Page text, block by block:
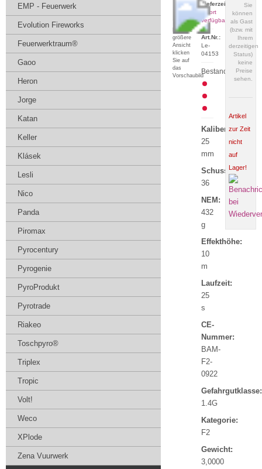
Für eine
größere
Ansicht
klicken
Sie auf
das
Vorschaubild
Sie
können
als Gast
(bzw. mit
Ihrem
derzeitigen
Status)
keine
Preise
sehen.
Artikel
zur Zeit
nicht
auf
Lager!
Lieferzeit:
sofort
verfügbar
Art.Nr.:
Le-
04153
Bestand:
Kaliber:
25
mm
Schuss:
36
NEM:
432
g
Effekthöhe:
10
m
Laufzeit:
25
s
CE-
Nummer:
BAM-
F2-
0922
Gefahrgutklasse:
1.4G
Kategorie:
F2
Gewicht:
3,0000
EMP - Feuerwerk
Evolution Fireworks
Feuerwerktraum®
Gaoo
Heron
Jorge
Katan
Keller
Klásek
Lesli
Nico
Panda
Piromax
Pyrocentury
Pyrogenie
PyroProdukt
Pyrotrade
Riakeo
Toschpyro®
Triplex
Tropic
Volt!
Weco
XPlode
Zena Vuurwerk